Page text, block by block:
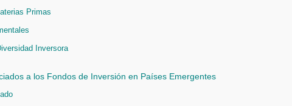
Primas
Inversora
a los Fondos de Inversión en Países Emergentes